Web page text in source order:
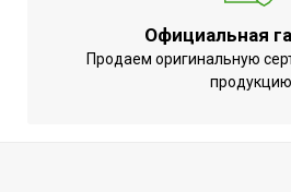
Ширина товара
Количество режимов
1
Официальная
Продаем оригинальную
продукцию